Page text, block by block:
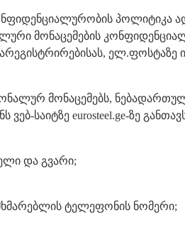
პოლიტიკა
მონაცემების
ელ.ფოსტაზე
მონაცემებს,
ვებ-საიტზე eurosteel.ge-ზე
და გვარი;
ტელეფონის ნომერი;